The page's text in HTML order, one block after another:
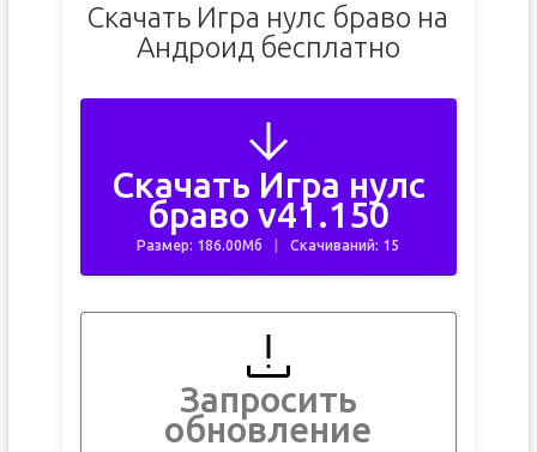
Скачать Игра нулс браво на
Андроид бесплатно
Скачать Игра нулс
браво v41.150
Размер: 186.00Мб Скачиваний: 15
Запросить
обновление